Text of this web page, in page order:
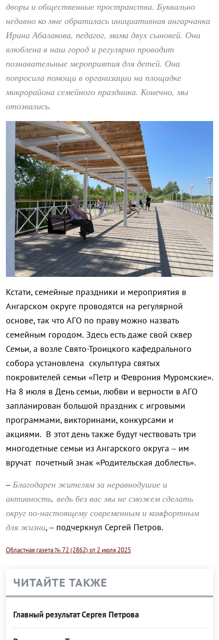
дворы и общественные пространства. Буквально
недавно ко мне обратилась инициативная ангарчанка
Ирина Абалакова, педагог, мама двух сыновей. Она
влюблена в наш город и регулярно проводит
познавательные мероприятия для детей. Она
попросила помощи в организации на площадке
микрорайона семейного праздника. Конечно, мы
отозвались.
Кстати, семейные праздники и мероприятия в
Ангарском округе проводятся на регулярной
основе, так что АГО по праву можно назвать
семейным городом. Здесь есть даже свой сквер
Семьи, а возле Свято-Троицкого кафедрального
собора установлена скульптура святых
покровителей семьи «Петр и Феврония Муромские».
На 8 июля в День семьи, любви и верности в АГО
запланирован большой праздник с игровыми
программами, викторинами, конкурсами и
акциями. В этот день также будут чествовать три
многодетные семьи из Ангарского округа – им
вручат почетный знак «Родительская доблесть».
–Благодарен жителям за неравнодушие и
активность, ведь без вас мы не сможем сделать
округ по-настоящему современным и комфортным
для жизни, – подчеркнул Сергей Петров.
Областная газета № 72 (2862) от 2 июля 2025
ЧИТАЙТЕ ТАКЖЕ
Главный результат Сергея Петрова